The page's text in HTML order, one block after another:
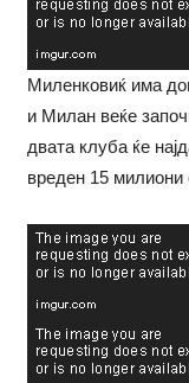
Миленковиќ има
и Милан веќе
двата клуба ќе
вреден 15 милиони